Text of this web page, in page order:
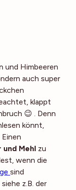
und Himbeeren
auch super
klappt
😉 . Denn
könnt,
und Mehl zu
wenn die
sind
z.B. der